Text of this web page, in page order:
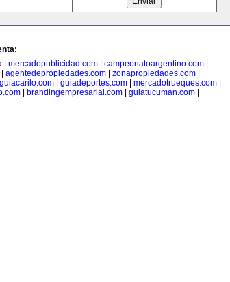
mercadopublicidad.com campeonatoargentino.com
agentedepropiedades.com| zonapropiedades.com|
guiacarilo.com guiadeportes.com mercadotrueques.com
brandingempresarial.com guiatucuman.com